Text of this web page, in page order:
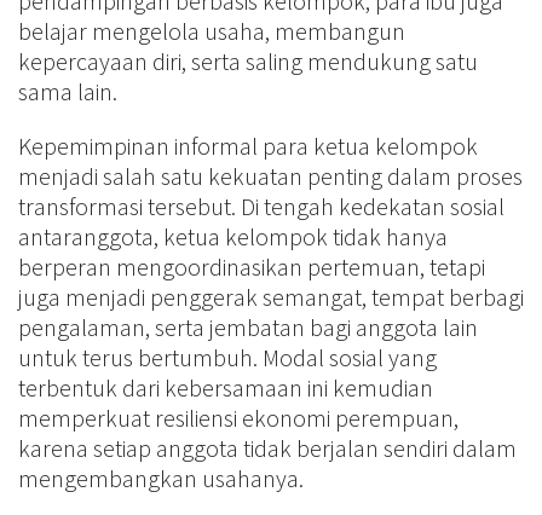
belajar mengelola usaha, membangun
kepercayaan diri, serta saling mendukung satu
sama lain.
Kepemimpinan informal para ketua kelompok
menjadi salah satu kekuatan penting dalam proses
transformasi tersebut. Di tengah kedekatan sosial
antaranggota, ketua kelompok tidak hanya
berperan mengoordinasikan pertemuan, tetapi
juga menjadi penggerak semangat, tempat berbagi
pengalaman, serta jembatan bagi anggota lain
untuk terus bertumbuh. Modal sosial yang
terbentuk dari kebersamaan ini kemudian
memperkuat resiliensi ekonomi perempuan,
karena setiap anggota tidak berjalan sendiri dalam
mengembangkan usahanya.